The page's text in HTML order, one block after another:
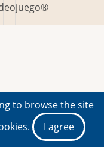
to browse the site
I agree